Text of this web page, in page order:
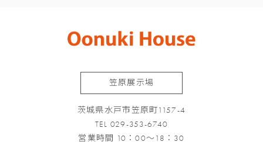
笠原展示場
茨城県水戸市笠原町1157-4
TEL 029-353-6740
営業時間 10：00～18：30